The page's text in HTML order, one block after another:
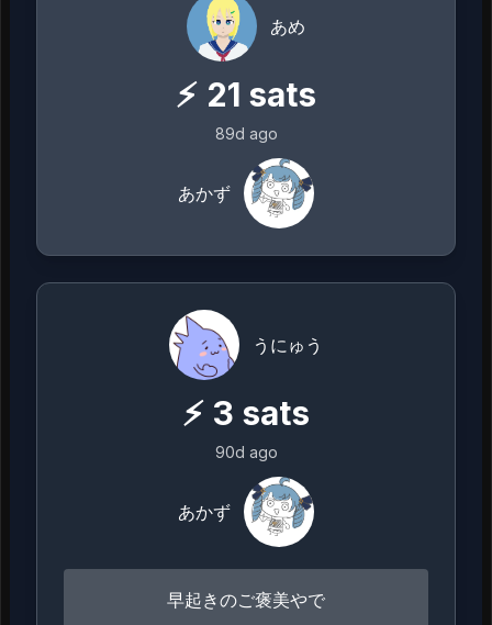
あめ
⚡ 21 sats
89d ago
あかず
うにゅう
⚡ 3 sats
90d ago
あかず
早起きのご褒美やで